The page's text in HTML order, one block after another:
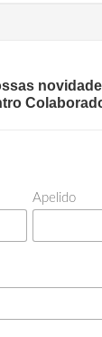
Apelido